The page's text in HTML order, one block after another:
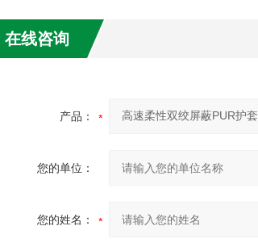
在线咨询
产品：
您的单位：
您的姓名：